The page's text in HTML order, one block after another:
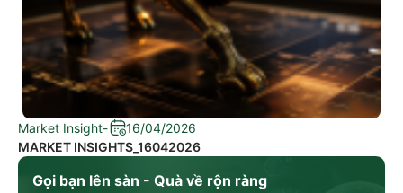
Gọi bạn lên sàn - Quà về rộn ràng
Market Insight-
16/04/2026
MARKET INSIGHTS_16042026